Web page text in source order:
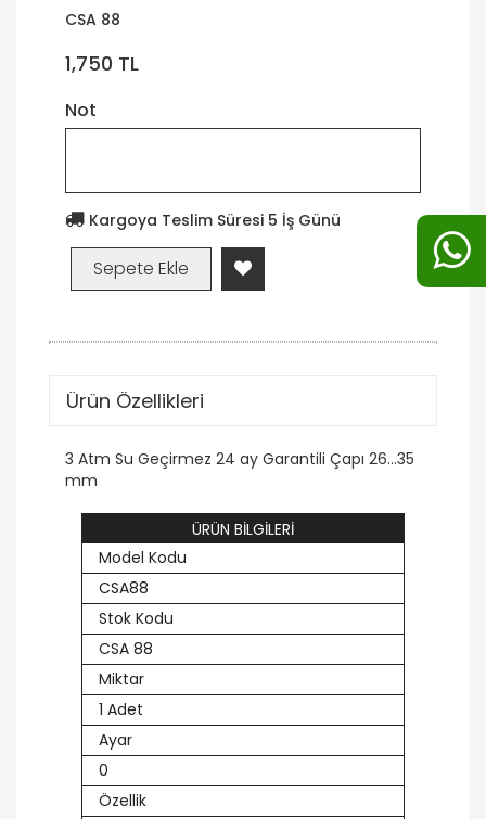
CSA 88
1,750 TL
Not
Kargoya Teslim Süresi 5 İş Günü
Ürün Özellikleri
3 Atm Su Geçirmez 24 ay Garantili Çapı 26...35
mm
ÜRÜN BİLGİLERİ
Model Kodu
CSA88
Stok Kodu
CSA 88
Miktar
1 Adet
Ayar
0
Özellik